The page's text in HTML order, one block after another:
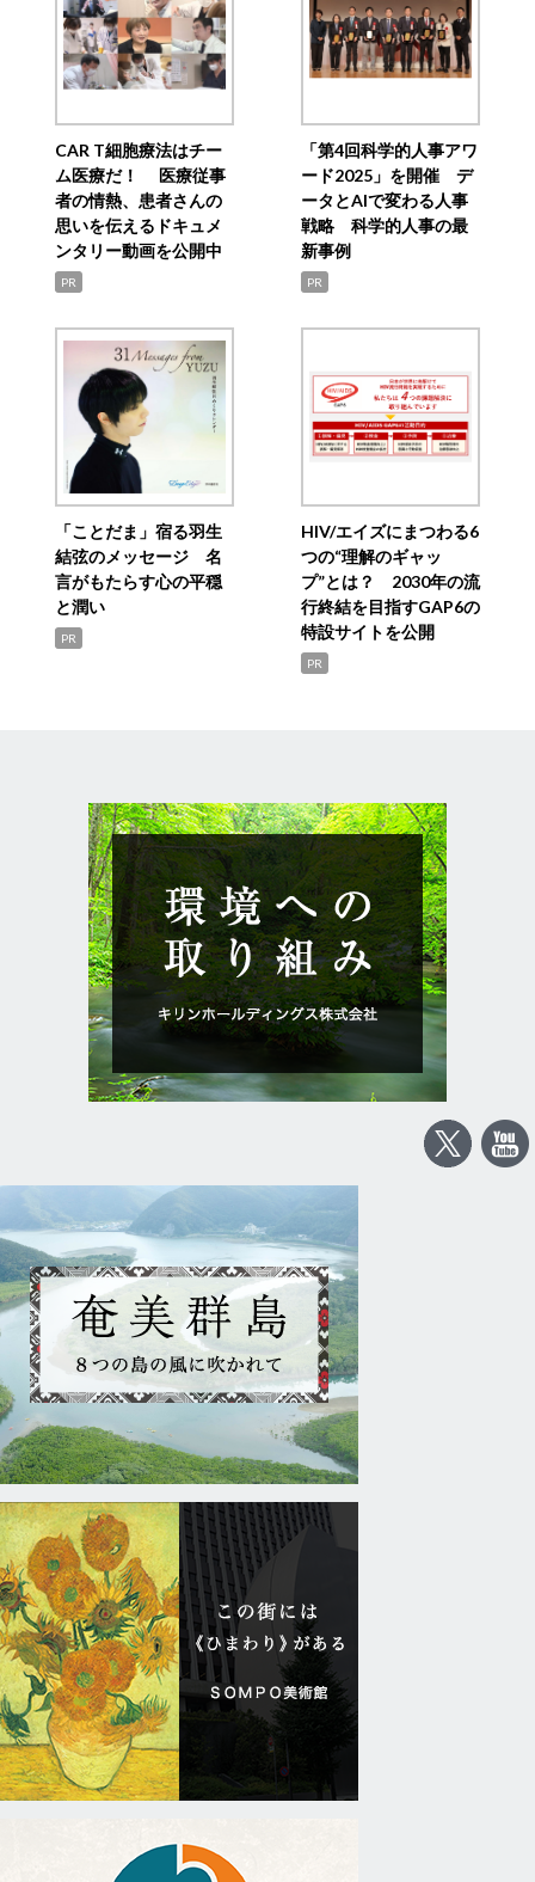
CAR T細胞療法はチー
ム医療だ！ 医療従事
者の情熱、患者さんの
思いを伝えるドキュメ
ンタリー動画を公開中
PR
「第4回科学的人事アワ
ード2025」を開催 デ
ータとAIで変わる人事
戦略 科学的人事の最
新事例
PR
「ことだま」宿る羽生
結弦のメッセージ 名
言がもたらす心の平穏
と潤い
PR
HIV/エイズにまつわる6
つの“理解のギャッ
プ”とは？ 2030年の流
行終結を目指すGAP6の
特設サイトを公開
PR